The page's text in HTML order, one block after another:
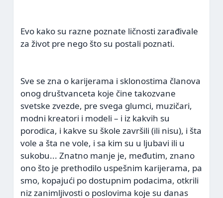
Evo kako su razne poznate ličnosti zarađivale
za život pre nego što su postali poznati.
Sve se zna o karijerama i sklonostima članova
onog društvanceta koje čine takozvane
svetske zvezde, pre svega glumci, muzičari,
modni kreatori i modeli – i iz kakvih su
porodica, i kakve su škole završili (ili nisu), i šta
vole a šta ne vole, i sa kim su u ljubavi ili u
sukobu... Znatno manje je, međutim, znano
ono što je prethodilo uspešnim karijerama, pa
smo, kopajući po dostupnim podacima, otkrili
niz zanimljivosti o poslovima koje su danas